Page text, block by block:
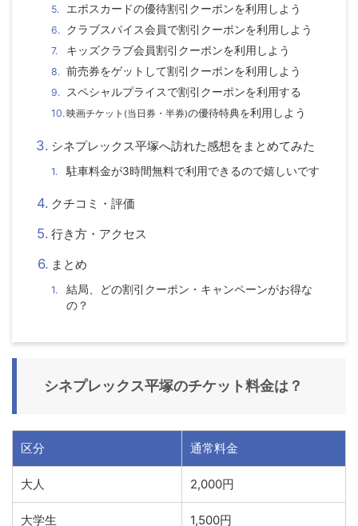
エポスカードの優待割引クーポンを利用しよう
クラブスパイス会員で割引クーポンを利用しよう
キッズクラブ会員割引クーポンを利用しよう
前売券をゲットして割引クーポンを利用しよう
スペシャルプライスで割引クーポンを利用する
映画チケット (当日券・半券)の優待特典を利用しよう
シネプレックス平塚へ訪れた感想をまとめてみた
駐車料金が3時間無料で利用できるので嬉しいです
クチコミ・評価
行き方・アクセス
まとめ
結局、どの割引クーポン・キャンペーンがお得な
の？
シネプレックス平塚のチケット料金は？
区分 通常料金
大人 2,000円
大学生 1,500円